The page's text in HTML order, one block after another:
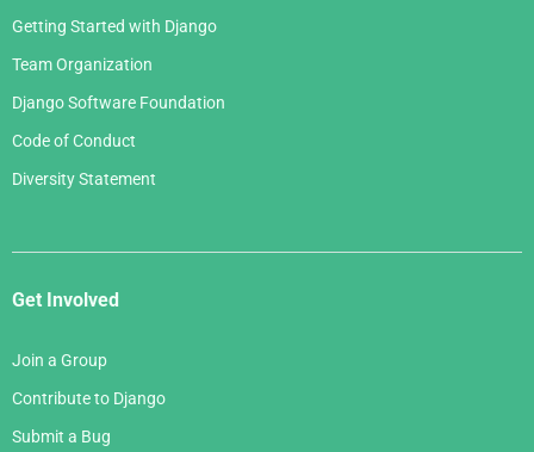
Getting Started with Django
Team Organization
Django Software Foundation
Code of Conduct
Diversity Statement
Get Involved
Join a Group
Contribute to Django
Submit a Bug